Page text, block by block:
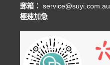
郵箱： service@suyi.com.au
極速加急